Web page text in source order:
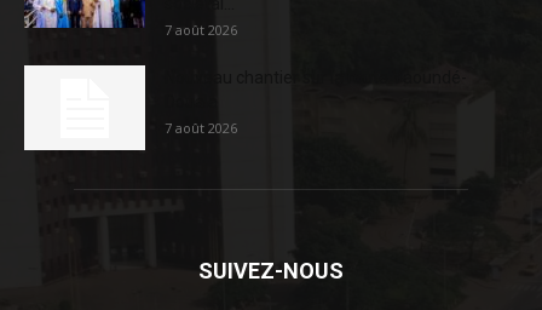
7 août 2026
7 août 2026
SUIVEZ-NOUS